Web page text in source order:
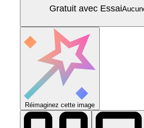
Gratuit avec Essai
Réimaginez cette image